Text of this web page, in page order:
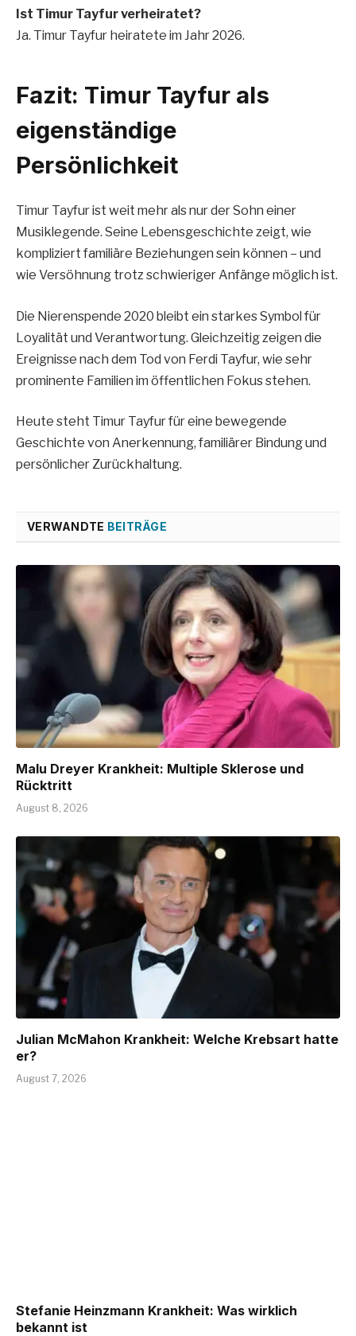
Ist Timur Tayfur verheiratet?
Ja. Timur Tayfur heiratete im Jahr 2026.
Fazit: Timur Tayfur als
eigenständige
Persönlichkeit
Timur Tayfur ist weit mehr als nur der Sohn einer
Musiklegende. Seine Lebensgeschichte zeigt, wie
kompliziert familiäre Beziehungen sein können – und
wie Versöhnung trotz schwieriger Anfänge möglich ist.
Die Nierenspende 2020 bleibt ein starkes Symbol für
Loyalität und Verantwortung. Gleichzeitig zeigen die
Ereignisse nach dem Tod von Ferdi Tayfur, wie sehr
prominente Familien im öffentlichen Fokus stehen.
Heute steht Timur Tayfur für eine bewegende
Geschichte von Anerkennung, familiärer Bindung und
persönlicher Zurückhaltung.
VERWANDTE BEITRÄGE
Malu Dreyer Krankheit: Multiple Sklerose und
Rücktritt
August 8, 2026
Julian McMahon Krankheit: Welche Krebsart hatte
er?
August 7, 2026
Stefanie Heinzmann Krankheit: Was wirklich
bekannt ist